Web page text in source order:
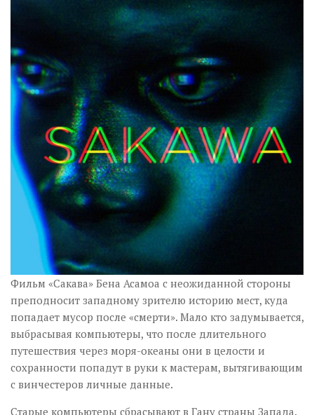
Научпоп
Головне
Цитати
Inter/antinational
Фильм «Сакава» Бена Асамоа с неожиданной стороны
преподносит западному зрителю историю мест, куда
попадает мусор после «смерти». Мало кто задумывается,
выбрасывая компьютеры, что после длительного
путешествия через моря-океаны они в целости и
сохранности попадут в руки к мастерам, вытягивающим
с винчестеров личные данные.
Старые компьютеры сбрасывают в Гану страны Запада.